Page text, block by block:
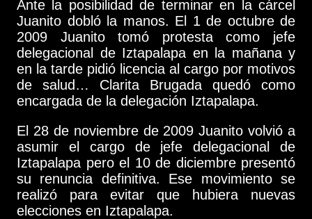
Ante la posibilidad de terminar en la cárcel
Juanito dobló la manos. El 1 de octubre de
2009 Juanito tomó protesta como jefe
delegacional de Iztapalapa en la mañana y
en la tarde pidió licencia al cargo por motivos
de salud… Clarita Brugada quedó como
encargada de la delegación Iztapalapa.
El 28 de noviembre de 2009 Juanito volvió a
asumir el cargo de jefe delegacional de
Iztapalapa pero el 10 de diciembre presentó
su renuncia definitiva. Ese movimiento se
realizó para evitar que hubiera nuevas
elecciones en Iztapalapa.